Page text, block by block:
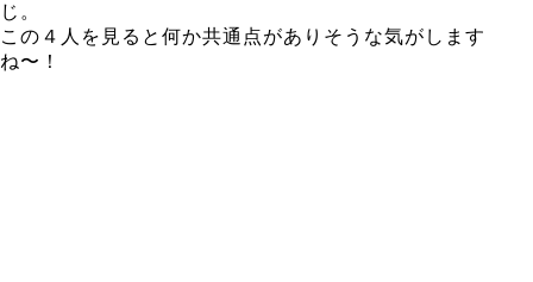
じ。
この４人を見ると何か共通点がありそうな気がします
ね〜！